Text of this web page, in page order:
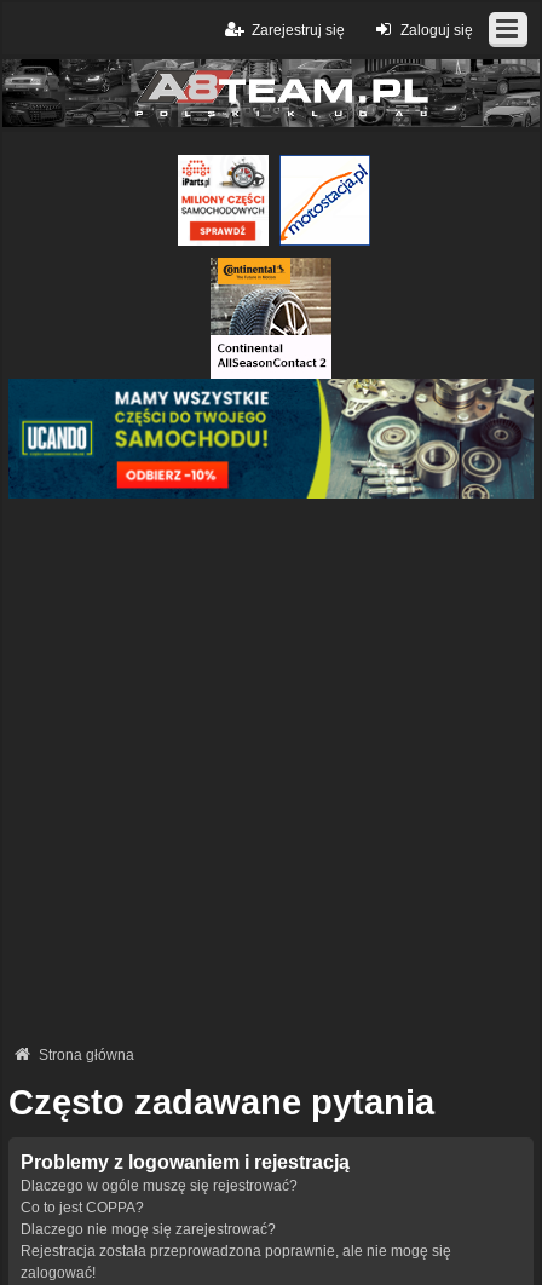
Zaloguj się
Zarejestruj się
Strona główna
Często zadawane pytania
Problemy z logowaniem i rejestracją
Dlaczego w ogóle muszę się rejestrować?
Co to jest COPPA?
Dlaczego nie mogę się zarejestrować?
Rejestracja została przeprowadzona poprawnie, ale nie mogę się
zalogować!